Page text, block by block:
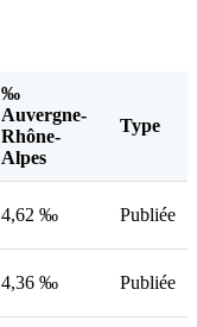
‰
Auvergne-
Rhône-
Alpes
Type
4,62 ‰ Publiée
4,36 ‰ Publiée